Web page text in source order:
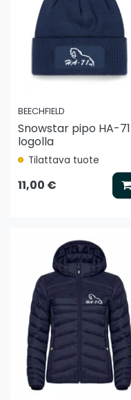
BEECHFIELD
Snowstar pipo HA-71
logolla
Tilattava tuote
11,00 €